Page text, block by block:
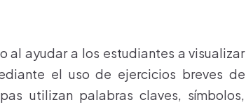
al ayudar a los estudiantes a visualizar
el uso de ejercicios breves de
utilizan palabras claves, símbolos,